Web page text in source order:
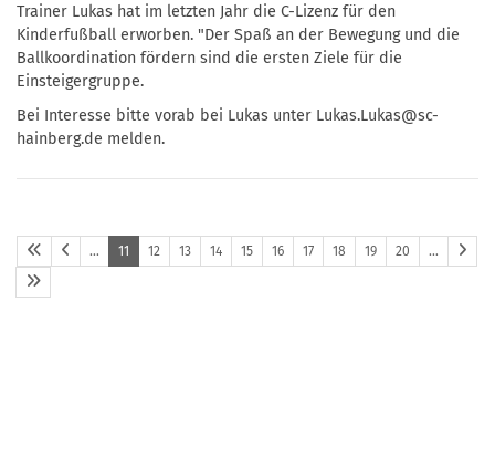
Trainer Lukas hat im letzten Jahr die C-Lizenz für den
Kinderfußball erworben. "Der Spaß an der Bewegung und die
Ballkoordination fördern sind die ersten Ziele für die
Einsteigergruppe.
Bei Interesse bitte vorab bei Lukas unter Lukas.Lukas@sc-
hainberg.de melden.
… 11 12 13 14 15 16 17 18 19 20 …